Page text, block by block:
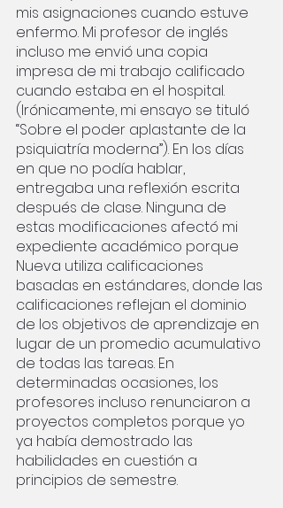
mis asignaciones cuando estuve
enfermo. Mi profesor de inglés
incluso me envió una copia
impresa de mi trabajo calificado
cuando estaba en el hospital.
(Irónicamente, mi ensayo se tituló
“Sobre el poder aplastante de la
psiquiatría moderna”). En los días
en que no podía hablar,
entregaba una reflexión escrita
después de clase. Ninguna de
estas modificaciones afectó mi
expediente académico porque
Nueva utiliza calificaciones
basadas en estándares, donde las
calificaciones reflejan el dominio
de los objetivos de aprendizaje en
lugar de un promedio acumulativo
de todas las tareas. En
determinadas ocasiones, los
profesores incluso renunciaron a
proyectos completos porque yo
ya había demostrado las
habilidades en cuestión a
principios de semestre.